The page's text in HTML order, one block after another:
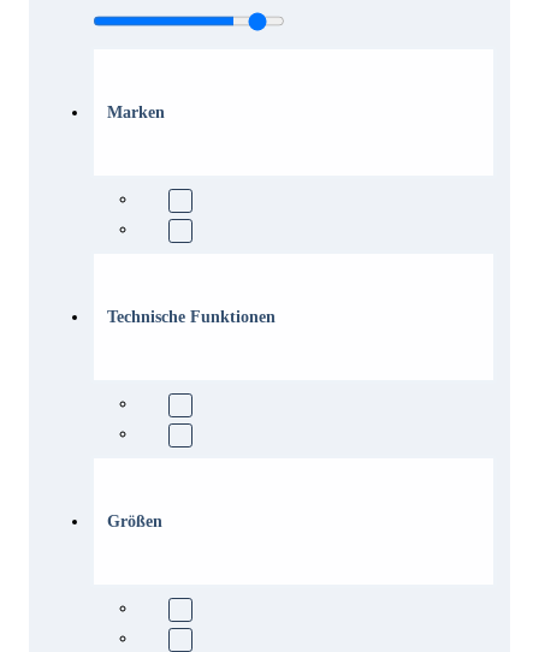
Marken
Technische Funktionen
Größen